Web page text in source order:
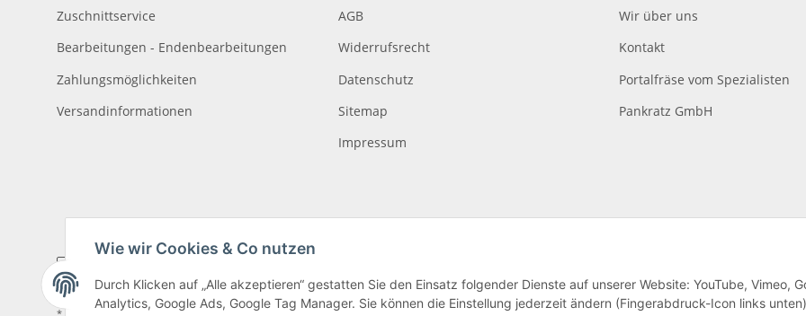
Zuschnittservice
Bearbeitungen - Endenbearbeitungen
Zahlungsmöglichkeiten
Versandinformationen
AGB
Widerrufsrecht
Datenschutz
Sitemap
Impressum
Wir über uns
Kontakt
Portalfräse vom Spezialisten
Pankratz GmbH
* Alle Preise inkl. gesetzlicher USt., zzgl. Versand , zzgl. Mindermengenzuschlag
Wie wir Cookies & Co nutzen
Durch Klicken auf „Alle akzeptieren“ gestatten Sie den Einsatz folgender Dienste auf unserer Website: YouTube, Vimeo,
Analytics, Google Ads, Google Tag Manager. Sie können die Einstellung jederzeit ändern (Fingerabdruck-Icon links